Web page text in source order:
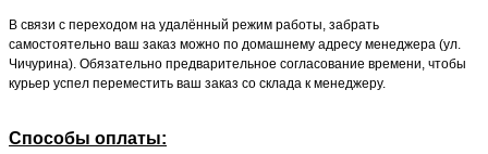
В связи с переходом на удалённый режим работы, забрать
самостоятельно ваш заказ можно по домашнему адресу менеджера (ул.
Чичурина). Обязательно предварительное согласование времени, чтобы
курьер успел переместить ваш заказ со склада к менеджеру.
Способы оплаты: